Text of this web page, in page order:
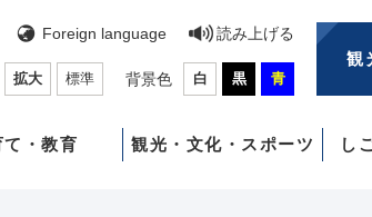
Foreign language 読み上げる
拡大 標準 背景色 白 黒 青
観
て・教育 観光・文化・スポーツ し